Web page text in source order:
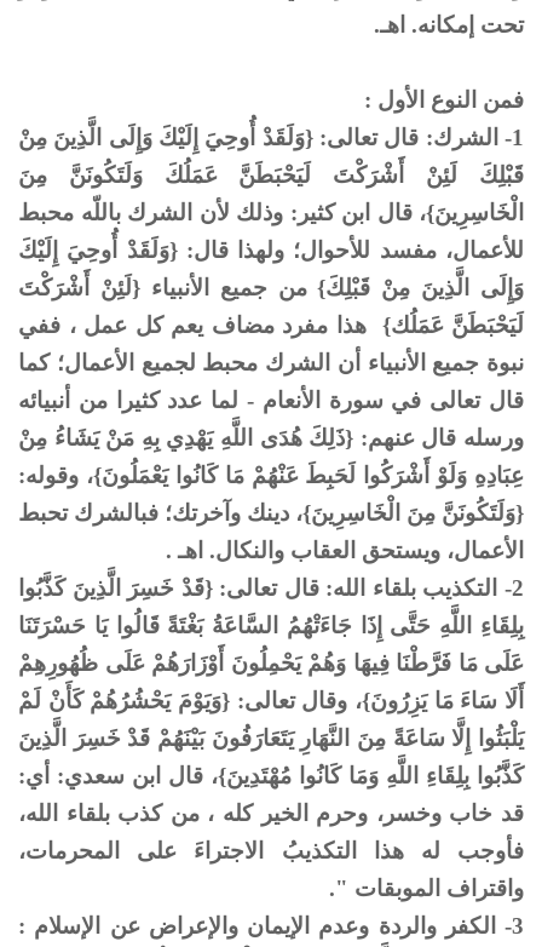
تحت إمكانه. اهـ.
فمن النوع الأول :
1- الشرك: قال تعالى: {وَلَقَدْ أُوحِيَ إِلَيْكَ وَإِلَى الَّذِينَ مِنْ
قَبْلِكَ لَئِنْ أَشْرَكْتَ لَيَحْبَطَنَّ عَمَلُكَ وَلَتَكُونَنَّ مِنَ
الْخَاسِرِينَ}، قال ابن كثير: وذلك لأن الشرك باللّه محبط
للأعمال، مفسد للأحوال؛ ولهذا قال: {وَلَقَدْ أُوحِيَ إِلَيْكَ
وَإِلَى الَّذِينَ مِنْ قَبْلِكَ} من جميع الأنبياء {لَئِنْ أَشْرَكْتَ
لَيَحْبَطَنَّ عَمَلُك} هذا مفرد مضاف يعم كل عمل ، ففي
نبوة جميع الأنبياء أن الشرك محبط لجميع الأعمال؛ كما
قال تعالى في سورة الأنعام - لما عدد كثيرا من أنبيائه
ورسله قال عنهم: {ذَلِكَ هُدَى اللَّهِ يَهْدِي بِهِ مَنْ يَشَاءُ مِنْ
عِبَادِهِ وَلَوْ أَشْرَكُوا لَحَبِطَ عَنْهُمْ مَا كَانُوا يَعْمَلُونَ}، وقوله:
{وَلَتَكُونَنَّ مِنَ الْخَاسِرِينَ}، دينك وآخرتك؛ فبالشرك تحبط
الأعمال، ويستحق العقاب والنكال. اهـ .
2- التكذيب بلقاء الله: قال تعالى: {قَدْ خَسِرَ الَّذِينَ كَذَّبُوا
بِلِقَاءِ اللَّهِ حَتَّى إِذَا جَاءَتْهُمُ السَّاعَةُ بَغْتَةً قَالُوا يَا حَسْرَتَنَا
عَلَى مَا فَرَّطْنَا فِيهَا وَهُمْ يَحْمِلُونَ أَوْزَارَهُمْ عَلَى ظُهُورِهِمْ
أَلَا سَاءَ مَا يَزِرُونَ}، وقال تعالى: {وَيَوْمَ يَحْشُرُهُمْ كَأَنْ لَمْ
يَلْبَثُوا إِلَّا سَاعَةً مِنَ النَّهَارِ يَتَعَارَفُونَ بَيْنَهُمْ قَدْ خَسِرَ الَّذِينَ
كَذَّبُوا بِلِقَاءِ اللَّهِ وَمَا كَانُوا مُهْتَدِينَ}، قال ابن سعدي: أي:
قد خاب وخسر، وحرم الخير كله ، من كذب بلقاء الله،
فأوجب له هذا التكذيبُ الاجتراءَ على المحرمات،
واقتراف الموبقات ".
3- الكفر والردة وعدم الإيمان والإعراض عن الإسلام :